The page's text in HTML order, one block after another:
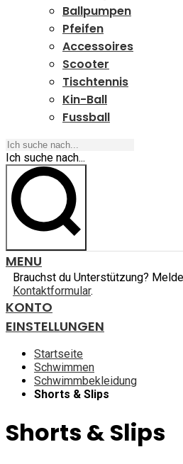
Ballpumpen
Pfeifen
Accessoires
Scooter
Tischtennis
Kin-Ball
Fussball
Ich suche nach...
MENU
Brauchst du Unterstützung?
Kontaktformular.
KONTO
EINSTELLUNGEN
Startseite
Schwimmen
Schwimmbekleidung
Shorts & Slips
Shorts & Slips